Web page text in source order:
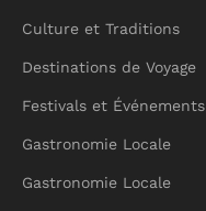
Culture et Traditions
Destinations de Voyage
Festivals et Événements
Gastronomie Locale
Gastronomie Locale